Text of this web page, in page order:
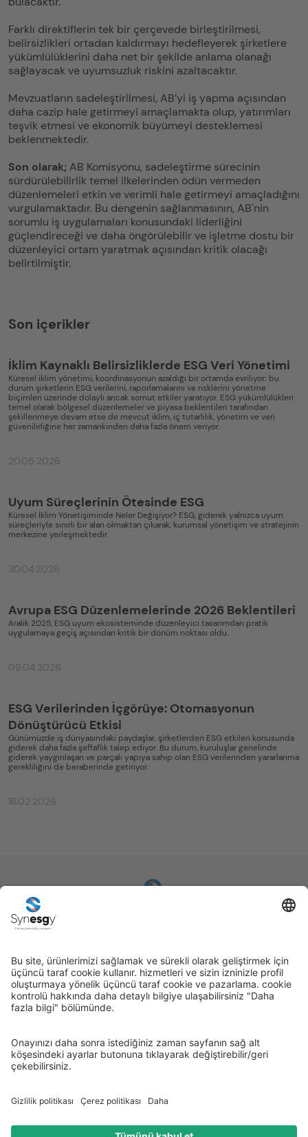
Farklı direktiflerin tek bir çerçevede birleştirilmesi,
belirsizlikleri ortadan kaldırmayı hedefleyerek şirketlere
yükümlülüklerini daha net bir şekilde anlama olanağı
sağlayacak ve uyumsuzluk riskini azaltacaktır.
Mevzuatların sadeleştirilmesi, AB’yi iş yapma açısından
daha cazip hale getirmeyi amaçlamakta olup, yatırımları
teşvik etmesi ve ekonomik büyümeyi desteklemesi
beklenmektedir.
Son olarak;AB Komisyonu, sadeleştirme sürecinin
sürdürülebilirlik temel ilkelerinden ödün vermeden
düzenlemeleri etkin ve verimli hale getirmeyi amaçladığını
vurgulamaktadır. Bu dengenin sağlanmasının, AB'nin
sorumlu iş uygulamaları konusundaki liderliğini
güçlendireceği ve daha öngörülebilir ve işletme dostu bir
düzenleyici ortam yaratmak açısından kritik olacağı
belirtilmiştir.
Son içerikler
İklim Kaynaklı Belirsizliklerde ESG Veri Yönetimi
Küresel iklim yönetimi, koordinasyonun azaldığı bir ortamda evriliyor; bu
durum şirketlerin ESG verilerini, raporlamalarını ve risklerini yönetme
biçimleri üzerinde dolaylı ancak somut etkiler yaratıyor. ESG yükümlülükleri
temel olarak bölgesel düzenlemeler ve piyasa beklentileri tarafından
şekillenmeye devam etse de mevcut iklim, iç tutarlılık, yönetim ve veri
güvenilirliğine her zamankinden daha fazla önem veriyor.
20.05.2026
Uyum Süreçlerinin Ötesinde ESG
Küresel İklim Yönetişiminde Neler Değişiyor? ESG, giderek yalnızca uyum
süreçleriyle sınırlı bir alan olmaktan çıkarak, kurumsal yönetişim ve stratejinin
merkezine yerleşmektedir.
30.04.2026
Avrupa ESG Düzenlemelerinde 2026 Beklentileri
Aralık 2025, ESG uyum ekosisteminde düzenleyici tasarımdan pratik
uygulamaya geçiş açısından kritik bir dönüm noktası oldu.
09.04.2026
ESG Verilerinden İçgörüye: Otomasyonun
Dönüştürücü Etkisi
Günümüzde iş dünyasındaki paydaşlar, şirketlerden ESG etkileri konusunda
giderek daha fazla şeffaflık talep ediyor. Bu durum, kuruluşlar genelinde
giderek yaygınlaşan ve parçalı yapıya sahip olan ESG verilerinden yararlanma
gerekliliğini de beraberinde getiriyor.
16.02.2026
İletişim
Sıkça Sorulan Sorular
Gizlilik Politikası
Dereboyu Cad. Bilim Sokak Sun Plaza No:5 Kat:9 34398 Maslak